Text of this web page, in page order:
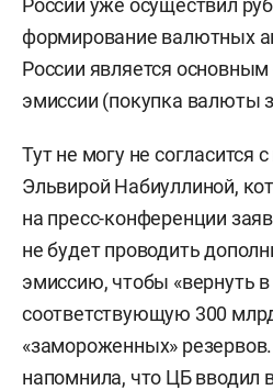
формирование валютных
России является
эмиссии (покупка валюты
Тут не могу не согласится
Эльвирой Набиуллиной,
на пресс-конференции
не будет проводить
эмиссию, чтобы «вернуть
соответствующую 300
«замороженных»
напомнила, что ЦБ вводил